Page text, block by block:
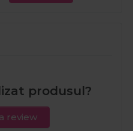
produsul?
review